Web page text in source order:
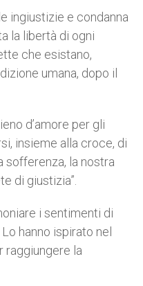
ingiustizie e condanna
la libertà di ogni
che esistano,
umana, dopo il
d’amore per gli
insieme alla croce, di
sofferenza, la nostra
di giustizia”.
i sentimenti di
hanno ispirato nel
raggiungere la